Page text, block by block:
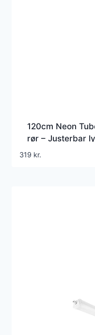
120cm Neon
rør – Justerbar
319 kr.